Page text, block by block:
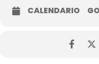
CALENDARIO